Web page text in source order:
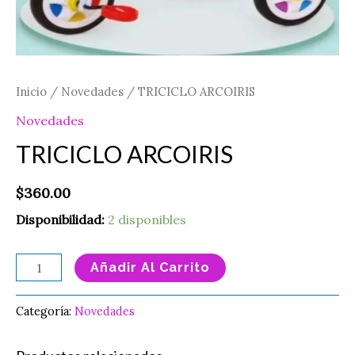
Inicio / Novedades / TRICICLO ARCOIRIS
Novedades
TRICICLO ARCOIRIS
$360.00
Disponibilidad: 2 disponibles
Añadir Al Carrito
Categoría: Novedades